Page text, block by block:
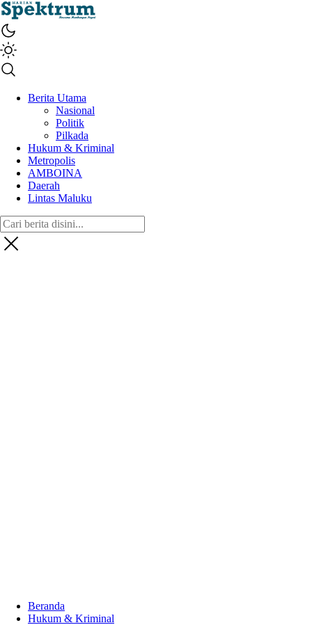
spektrumonline.com
Berita Utama
Nasional
Politik
Pilkada
Hukum & Kriminal
Metropolis
AMBOINA
Daerah
Lintas Maluku
Beranda
Hukum & Kriminal